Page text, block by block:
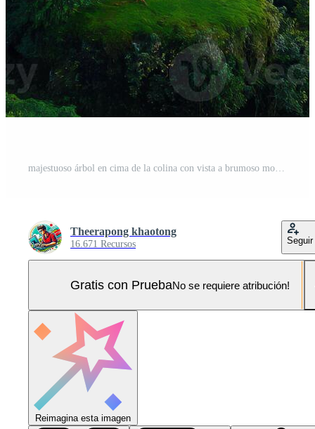
majestuoso árbol en cima de la colina con vista a brumoso montaña paisaje asombroso naturaleza escena Foto Pro
Theerapong khaotong
16.671 Recursos Seguir
Gratis con PruebaNo se requiere atribución!
Reimagina esta imagen